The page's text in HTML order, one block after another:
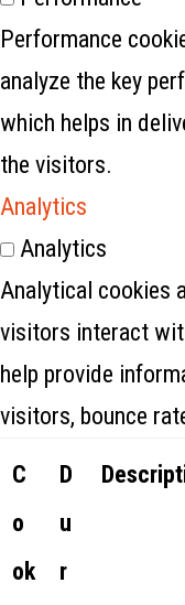
Performance
analyze the key
which helps in
the visitors.
Analytics
Analytics
Analytical cookies
visitors interact
help provide
visitors, bounce
C
o
ok
D
u
r